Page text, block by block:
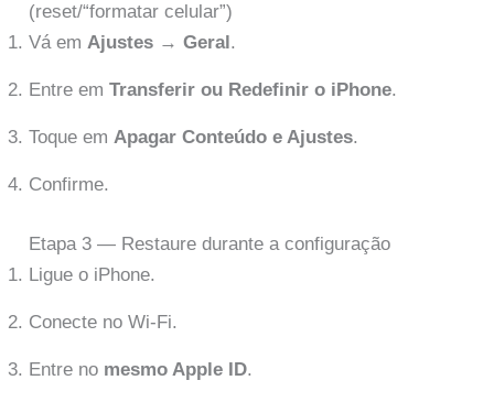
(reset/“formatar celular”)
Vá emAjustes →Geral .
Entre emTransferir ou Redefinir o iPhone.
Toque emApagar Conteúdo e Ajustes.
Confirme.
Etapa 3 — Restaure durante a configuração
Ligue o iPhone.
Conecte no Wi-Fi.
Entre no mesmo Apple ID.